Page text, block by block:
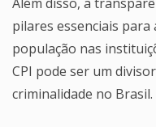
pilares essenciais para
população nas
CPI pode ser um
criminalidade no Brasil.